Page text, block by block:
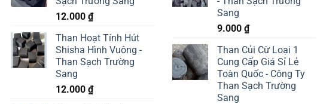
12.000 ₫
Than Hoạt Tính Hút
Shisha Hình Vuông -
Than Sạch Trường
Sang
12.000 ₫
Sang
9.000 ₫
Than Củi Cừ Loại 1
Cung Cấp Giá Sỉ Lẻ
Toàn Quốc - Công Ty
Than Sạch Trường
Sang